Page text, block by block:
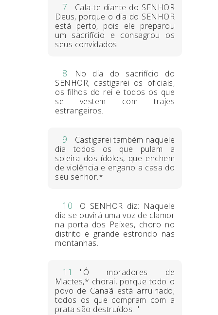
7
Cala-te diante do SENHOR
Deus, porque o dia do SENHOR
está perto, pois ele preparou
um sacrifício e consagrou os
seus convidados.
8
No dia do sacrifício do
SENHOR, castigarei os oficiais,
os filhos do rei e todos os que
se vestem com trajes
estrangeiros.
9
Castigarei também naquele
dia todos os que pulam a
soleira dos ídolos, que enchem
de violência e engano a casa do
seu senhor.*
10
O SENHOR diz: Naquele
dia se ouvirá uma voz de clamor
na porta dos Peixes, choro no
distrito e grande estrondo nas
montanhas.
11
"Ó moradores de
Mactes,* chorai, porque todo o
povo de Canaã está arruinado;
todos os que compram com a
prata são destruídos. "